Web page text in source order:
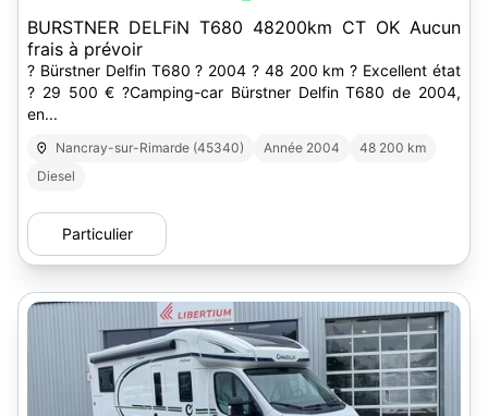
BURSTNER DELFiN T680 48200km CT OK Aucun
frais à prévoir
? Bürstner Delfin T680 ? 2004 ? 48 200 km ? Excellent état
? 29 500 € ?Camping-car Bürstner Delfin T680 de 2004,
en...
Nancray-sur-Rimarde (45340) Année 2004
48 200 km
Diesel
Particulier